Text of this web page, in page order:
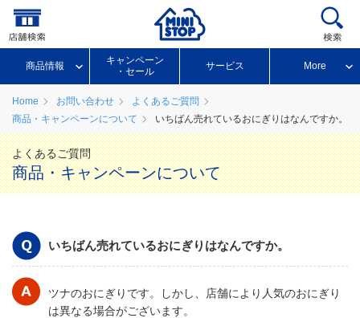
商品情報
キャンペーン
・セール
サービス More
Home お問い合わせ
よくあるご質問
商品・キャンペーンについて
いちばん売れているおにぎりはなんですか。
よくあるご質問
商品・キャンペーンについて
いちばん売れているおにぎりはなんですか。
ツナのおにぎりです。しかし、店舗により人気のおにぎり
は異なる場合がございます。